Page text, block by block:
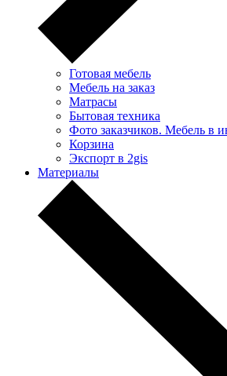
Готовая мебель
Мебель на заказ
Матрасы
Бытовая техника
Фото заказчиков. Мебель в
Корзина
Экспорт в 2gis
Материалы